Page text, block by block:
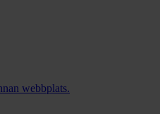
webbplats.